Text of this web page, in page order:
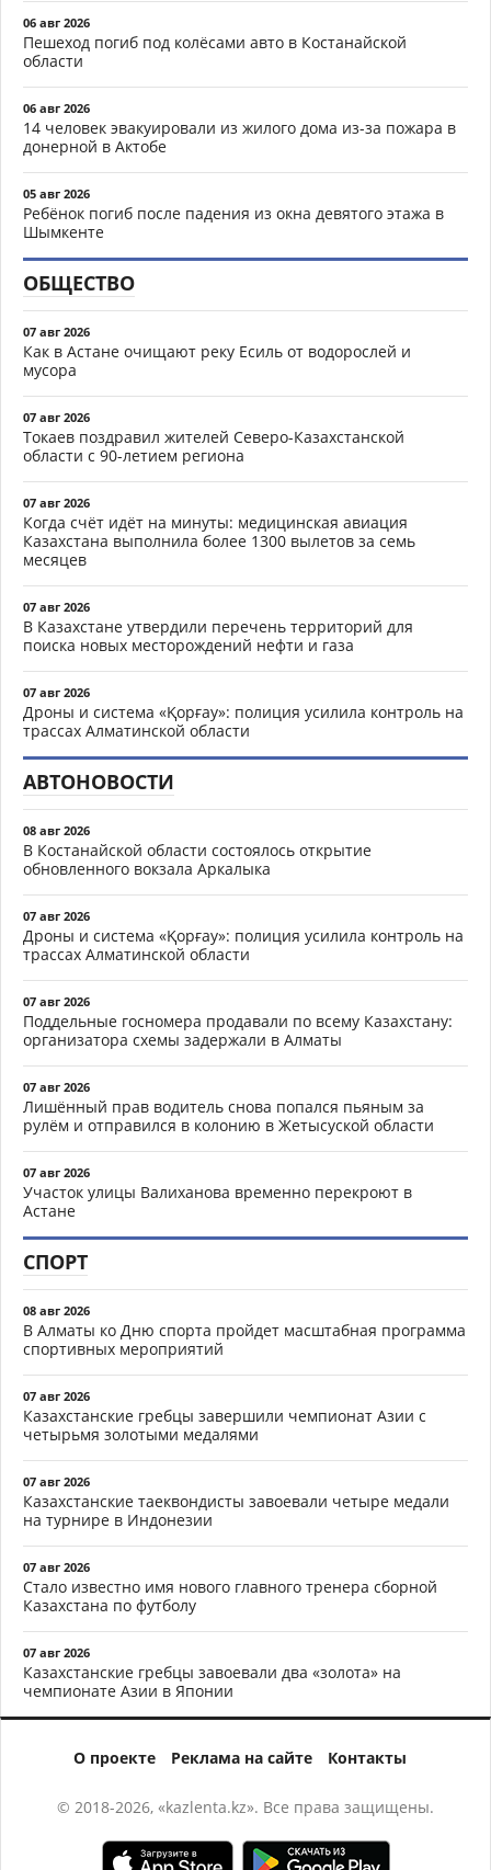
06 авг 2026
Пешеход погиб под колёсами авто в Костанайской
области
06 авг 2026
14 человек эвакуировали из жилого дома из-за пожара в
донерной в Актобе
05 авг 2026
Ребёнок погиб после падения из окна девятого этажа в
Шымкенте
ОБЩЕСТВО
07 авг 2026
Как в Астане очищают реку Есиль от водорослей и
мусора
07 авг 2026
Токаев поздравил жителей Северо-Казахстанской
области с 90-летием региона
07 авг 2026
Когда счёт идёт на минуты: медицинская авиация
Казахстана выполнила более 1300 вылетов за семь
месяцев
07 авг 2026
В Казахстане утвердили перечень территорий для
поиска новых месторождений нефти и газа
07 авг 2026
Дроны и система «Қорғау»: полиция усилила контроль на
трассах Алматинской области
АВТОНОВОСТИ
08 авг 2026
В Костанайской области состоялось открытие
обновленного вокзала Аркалыка
07 авг 2026
Дроны и система «Қорғау»: полиция усилила контроль на
трассах Алматинской области
07 авг 2026
Поддельные госномера продавали по всему Казахстану:
организатора схемы задержали в Алматы
07 авг 2026
Лишённый прав водитель снова попался пьяным за
рулём и отправился в колонию в Жетысуской области
07 авг 2026
Участок улицы Валиханова временно перекроют в
Астане
СПОРТ
08 авг 2026
В Алматы ко Дню спорта пройдет масштабная программа
спортивных мероприятий
07 авг 2026
Казахстанские гребцы завершили чемпионат Азии с
четырьмя золотыми медалями
07 авг 2026
Казахстанские таеквондисты завоевали четыре медали
на турнире в Индонезии
07 авг 2026
Стало известно имя нового главного тренера сборной
Казахстана по футболу
07 авг 2026
Казахстанские гребцы завоевали два «золота» на
чемпионате Азии в Японии
О проекте Реклама на сайте Контакты
© 2018-2026, «kazlenta.kz». Все права защищены.